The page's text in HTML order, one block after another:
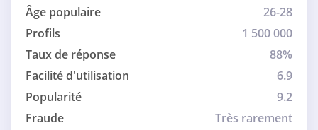
Âge populaire
26-28
Profils
1 500 000
Taux de réponse
88%
Facilité d'utilisation
6.9
Popularité
9.2
Fraude
Très rarement